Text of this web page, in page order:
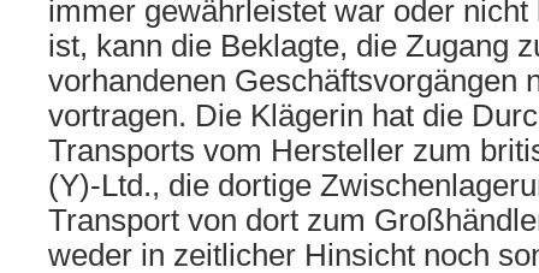
immer gewährleistet war oder
ist, kann die Beklagte, die Zugang
vorhandenen Geschäftsvorgängen
vortragen. Die Klägerin hat die
Transports vom Hersteller zum
(Y)-Ltd., die dortige
Transport von dort zum
weder in zeitlicher Hinsicht noch